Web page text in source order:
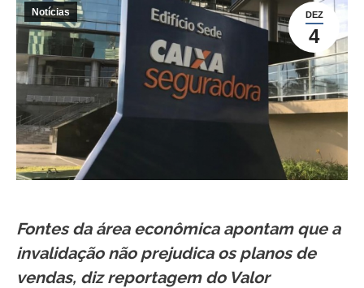
DEZ
4
Notícias
Fontes da área econômica apontam que a
invalidação não prejudica os planos de
vendas, diz reportagem do Valor